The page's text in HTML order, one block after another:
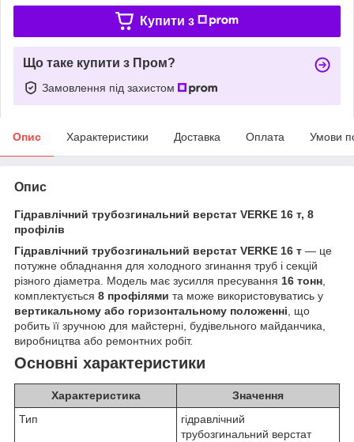
Купити з
Що таке купити з Пром?
Замовлення під захистом
Опис Характеристики Доставка Оплата Умови
Опис
Гідравлічний трубозгинальний верстат VERKE 16 т, 8
профілів
Гідравлічний трубозгинальний верстат VERKE 16 т — це
потужне обладнання для холодного згинання труб і секцій
різного діаметра. Модель має зусилля пресування 16 тонн
комплектується 8 профілями та може використовуватись у
вертикальному або горизонтальному положенні , що
робить її зручною для майстерні, будівельного майданчика,
виробництва або ремонтних робіт.
Основні характеристики
Характеристика
Значення
Тип
гідравлічний
трубозгинальний верстат